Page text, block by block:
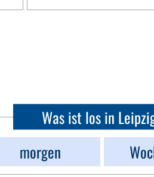
Was ist los in
morgen